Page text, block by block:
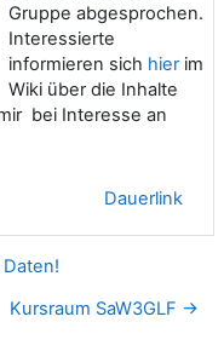
Gruppe abgesprochen.
Interessierte
informieren sich hierim
Wiki über die Inhalte
bei Interesse an
Dauerlink
Kursraum SaW3GLF →